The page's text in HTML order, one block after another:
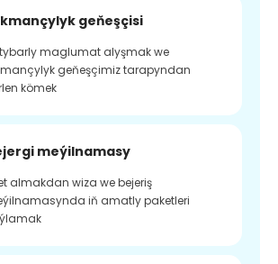
geňeşçisi
maglumat alyşmak we
geňeşçimiz tarapyndan
kömek
meýilnamasy
almakdan wiza we bejeriş
iň amatly paketleri